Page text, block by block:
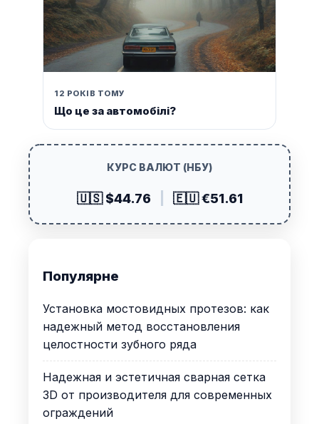
12 РОКІВ ТОМУ
Що це за автомобілі?
КУРС ВАЛЮТ (НБУ)
🇺🇸 $44.76 🇪🇺 €51.61
Популярне
Установка мостовидных протезов: как
надежный метод восстановления
целостности зубного ряда
Надежная и эстетичная сварная сетка
3D от производителя для современных
ограждений